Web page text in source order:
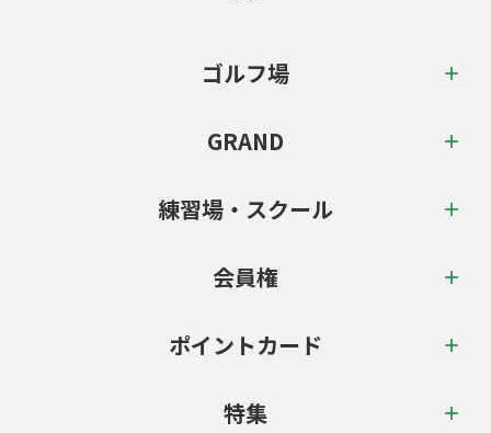
ゴルフ場
GRAND
練習場・スクール
会員権
ポイントカード
特集